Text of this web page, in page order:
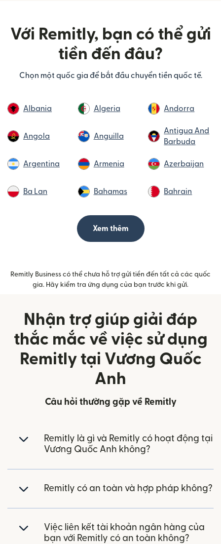
Với Remitly, bạn có thể gửi
tiền đến đâu?
Chọn một quốc gia để bắt đầu chuyển tiền quốc tế.
Albania Algeria Andorra
Angola Anguilla
Antigua And
Barbuda
Argentina Armenia Azerbaijan
Ba Lan Bahamas Bahrain
Xem thêm
Remitly Business có thể chưa hỗ trợ gửi tiền đến tất cả các quốc
gia. Hãy kiểm tra ứng dụng của bạn trước khi gửi.
Nhận trợ giúp giải đáp
thắc mắc về việc sử dụng
Remitly tại Vương Quốc
Anh
Câu hỏi thường gặp về Remitly
Remitly là gì và Remitly có hoạt động tại
Vương Quốc Anh không?
Remitly có an toàn và hợp pháp không?
Việc liên kết tài khoản ngân hàng của
bạn với Remitly có an toàn không?